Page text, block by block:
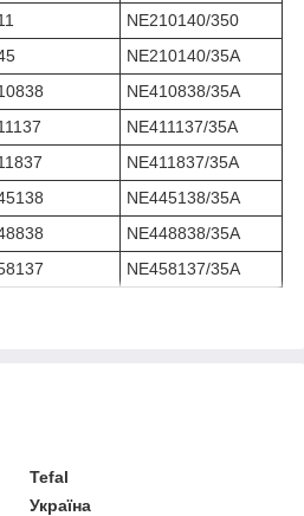
NE210140/350
NE210140/35A
NE410838/35A
NE411137/35A
NE411837/35A
NE445138/35A
NE448838/35A
NE458137/35A
Tefal
Україна